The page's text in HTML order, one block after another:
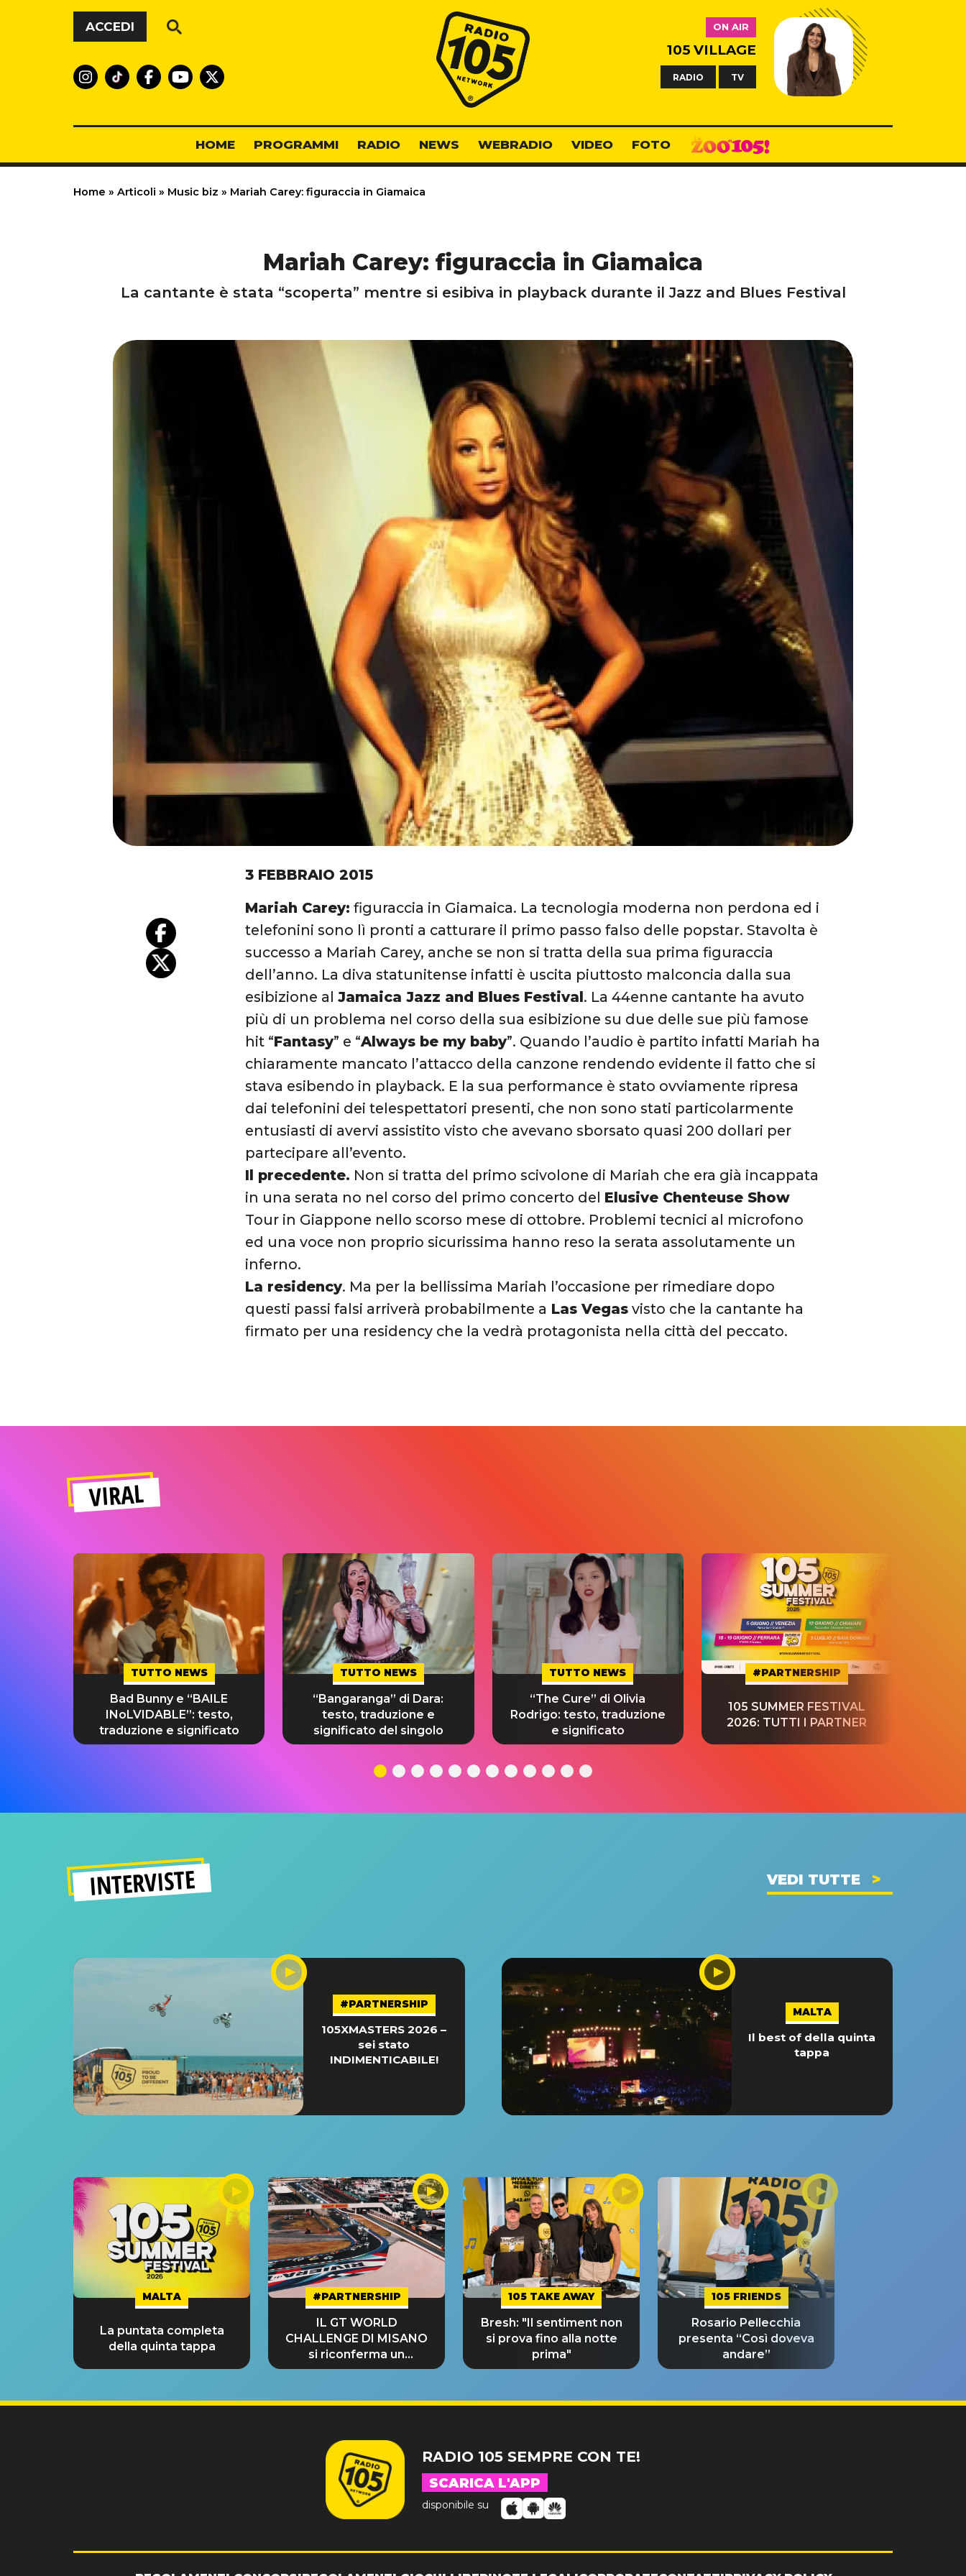
Vai al contenuto
ACCEDI
Radio 105
ON AIR
105 VILLAGE
RADIO TV
HOME PROGRAMMI RADIO NEWS WEBRADIO VIDEO FOTO
Home » Articoli » Music biz » Mariah Carey: figuraccia in Giamaica
Mariah Carey: figuraccia in Giamaica
La cantante è stata “scoperta” mentre si esibiva in playback durante il Jazz and Blues Festival
3 FEBBRAIO 2015
Mariah Carey: figuraccia in Giamaica. La tecnologia moderna non perdona ed i
telefonini sono lì pronti a catturare il primo passo falso delle popstar. Stavolta è
successo a Mariah Carey, anche se non si tratta della sua prima figuraccia
dell’anno. La diva statunitense infatti è uscita piuttosto malconcia dalla sua
esibizione alJamaica Jazz and Blues Festival. La 44enne cantante ha avuto
più di un problema nel corso della sua esibizione su due delle sue più famose
hit “Fantasy” e “Always be my baby”. Quando l’audio è partito infatti Mariah ha
chiaramente mancato l’attacco della canzone rendendo evidente il fatto che si
stava esibendo in playback. E la sua performance è stato ovviamente ripresa
dai telefonini dei telespettatori presenti, che non sono stati particolarmente
entusiasti di avervi assistito visto che avevano sborsato quasi 200 dollari per
partecipare all’evento.
Il precedente. Non si tratta del primo scivolone di Mariah che era già incappata
in una serata no nel corso del primo concerto del Elusive Chenteuse Show
Tour in Giappone nello scorso mese di ottobre. Problemi tecnici al microfono
ed una voce non proprio sicurissima hanno reso la serata assolutamente un
inferno.
La residency. Ma per la bellissima Mariah l’occasione per rimediare dopo
questi passi falsi arriverà probabilmente a Las Vegas visto che la cantante ha
firmato per una residency che la vedrà protagonista nella città del peccato.
VIRAL
TUTTO NEWS
Bad Bunny e “BAILE
INoLVIDABLE”: testo,
traduzione e significato
TUTTO NEWS
“Bangaranga” di Dara:
testo, traduzione e
significato del singolo
TUTTO NEWS
“The Cure” di Olivia
Rodrigo: testo, traduzione
e significato
#PARTNERSHIP
105 SUMMER FESTIVAL
2026: TUTTI I PARTNER
INTERVISTE VEDI TUTTE
#PARTNERSHIP
105XMASTERS 2026 –
sei stato
INDIMENTICABILE!
MALTA
Il best of della quinta
tappa
MALTA
La puntata completa
della quinta tappa
#PARTNERSHIP
IL GT WORLD
CHALLENGE DI MISANO
si riconferma un
GRANDE SUCCESSO!
105 TAKE AWAY
Bresh: "Il sentiment non
si prova fino alla notte
prima"
105 FRIENDS
Rosario Pellecchia
presenta “Così doveva
andare”
RADIO 105 SEMPRE CON TE!
SCARICA L'APP
disponibile su